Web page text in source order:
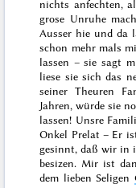
nichts anfechten,
grose Unruhe
Ausser hie und da
schon mehr mals
lassen – sie sagt
liese sie sich das
seiner Theuren
Jahren, würde sie
lassen! Unsre
Onkel Prelat – Er
gesinnt, daß wir in
besizen. Mir ist
dem lieben Seligen